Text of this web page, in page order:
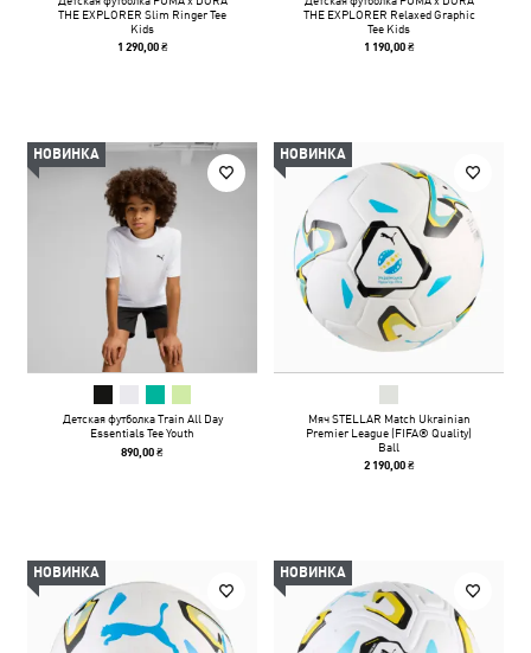
THE EXPLORER Slim Ringer Tee
Kids
1 290,00 ₴
THE EXPLORER Relaxed Graphic
Tee Kids
1 190,00 ₴
НОВИНКА
Детская футболка Train All Day
Essentials Tee Youth
890,00 ₴
НОВИНКА
Мяч STELLAR Match Ukrainian
Premier League (FIFA® Quality)
Ball
2 190,00 ₴
НОВИНКА НОВИНКА